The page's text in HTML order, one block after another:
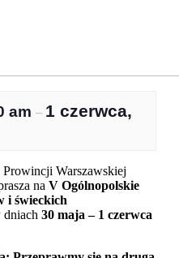
am – 1 czerwca,
Warszawskiej
na V Ogólnopolskie
i świeckich
dniach 30 maja – 1 czerwca